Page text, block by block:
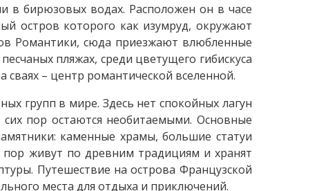
в бирюзовых водах. Расположен он в часе
остров которого как изумруд, окружают
Романтики, сюда приезжают влюбленные
пляжах, среди цветущего гибискуса
– центр романтической вселенной.
групп в мире. Здесь нет спокойных лагун
пор остаются необитаемыми. Основные
каменные храмы, большие статуи
живут по древним традициям и хранят
Путешествие на острова Французской
места для отдыха и приключений.